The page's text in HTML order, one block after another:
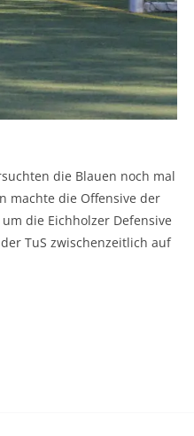
die Blauen noch mal
machte die Offensive der
die Eichholzer Defensive
TuS zwischenzeitlich auf